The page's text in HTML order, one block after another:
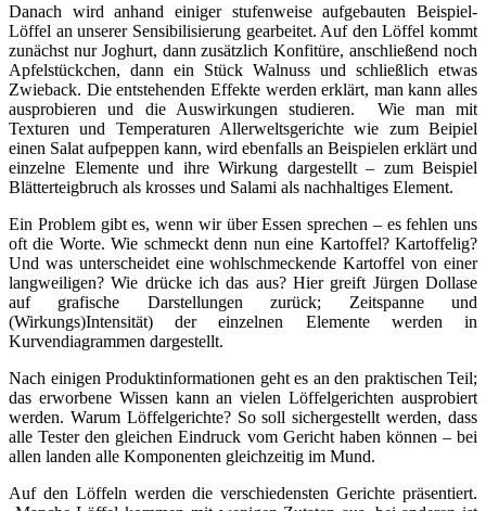
Danach wird anhand einiger stufenweise aufgebauten Beispiel-
Löffel an unserer Sensibilisierung gearbeitet. Auf den Löffel kommt
zunächst nur Joghurt, dann zusätzlich Konfitüre, anschließend noch
Apfelstückchen, dann ein Stück Walnuss und schließlich etwas
Zwieback. Die entstehenden Effekte werden erklärt, man kann alles
ausprobieren und die Auswirkungen studieren. Wie man mit
Texturen und Temperaturen Allerweltsgerichte wie zum Beipiel
einen Salat aufpeppen kann, wird ebenfalls an Beispielen erklärt und
einzelne Elemente und ihre Wirkung dargestellt – zum Beispiel
Blätterteigbruch als krosses und Salami als nachhaltiges Element.
Ein Problem gibt es, wenn wir über Essen sprechen – es fehlen uns
oft die Worte. Wie schmeckt denn nun eine Kartoffel? Kartoffelig?
Und was unterscheidet eine wohlschmeckende Kartoffel von einer
langweiligen? Wie drücke ich das aus? Hier greift Jürgen Dollase
auf grafische Darstellungen zurück; Zeitspanne und
(Wirkungs)Intensität) der einzelnen Elemente werden in
Kurvendiagrammen dargestellt.
Nach einigen Produktinformationen geht es an den praktischen Teil;
das erworbene Wissen kann an vielen Löffelgerichten ausprobiert
werden. Warum Löffelgerichte? So soll sichergestellt werden, dass
alle Tester den gleichen Eindruck vom Gericht haben können – bei
allen landen alle Komponenten gleichzeitig im Mund.
Auf den Löffeln werden die verschiedensten Gerichte präsentiert.